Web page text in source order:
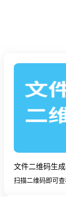
文件二维码生
扫描二维码即可